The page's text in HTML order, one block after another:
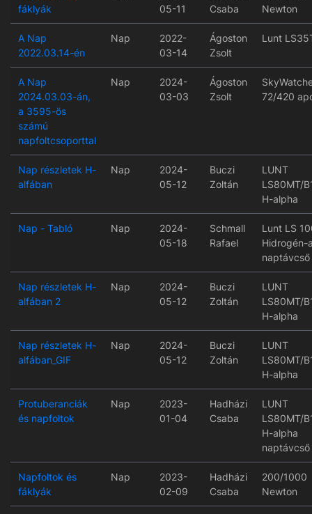
fáklyák
05-11
Csaba
Newton
A Nap
2022.03.14-én
Nap
2022-
03-14
Ágoston
Zsolt
Lunt
A Nap
2024.03.03-án,
a 3595-ös
számú
napfoltcsoporttal
Nap
2024-
03-03
Ágoston
Zsolt
72/420
Nap részletek H-
alfában
Nap
2024-
05-12
Buczi
Zoltán
LUNT
LS80MT/
H-alpha
Nap - Tabló Nap
2024-
05-18
Schmall
Rafael
Lunt LS
Hidrogén-
naptávcső
Nap részletek H-
alfában 2
Nap
2024-
05-12
Buczi
Zoltán
LUNT
LS80MT/
H-alpha
Nap részletek H-
alfában_GIF
Nap
2024-
05-12
Buczi
Zoltán
LUNT
LS80MT/
H-alpha
Protuberanciák
és napfoltok
Nap
2023-
01-04
Hadházi
Csaba
LUNT
LS80MT/
H-alpha
naptávcső
Napfoltok és
fáklyák
Nap
2023-
02-09
Hadházi
Csaba
200/1000
Newton